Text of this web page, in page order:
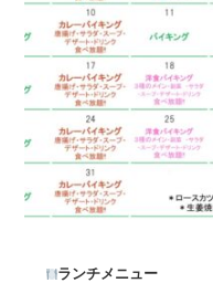
ランチメニュー